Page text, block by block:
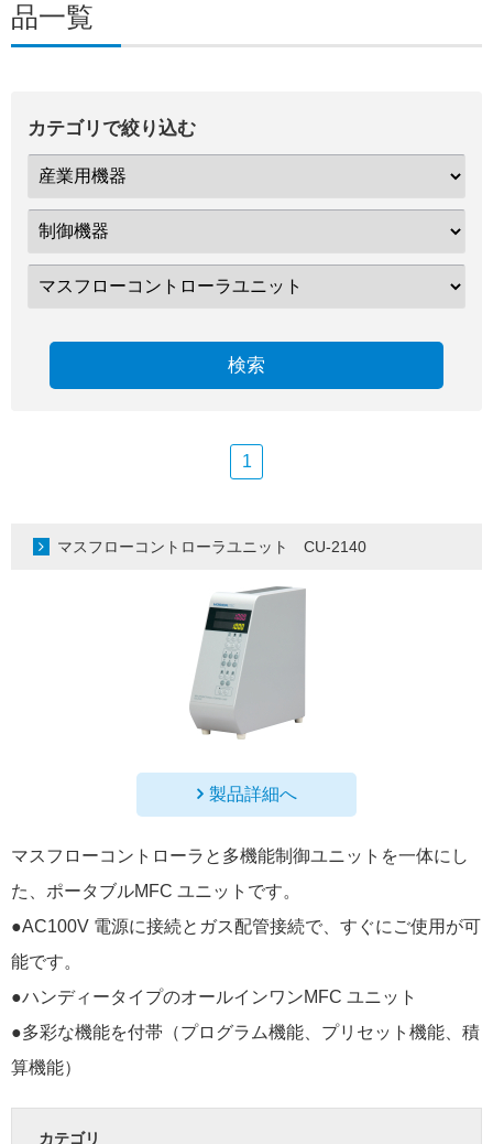
品一覧
カテゴリで絞り込む
検索
1
マスフローコントローラユニット CU-2140
製品詳細へ
マスフローコントローラと多機能制御ユニットを一体にし
た、ポータブルMFC ユニットです。
●AC100V 電源に接続とガス配管接続で、すぐにご使用が可
能です。
●ハンディータイプのオールインワンMFC ユニット
●多彩な機能を付帯（プログラム機能、プリセット機能、積
算機能）
カテゴリ